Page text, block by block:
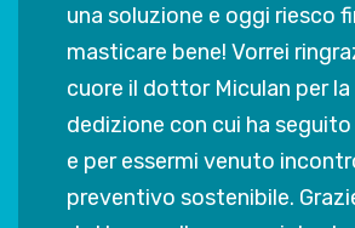
fatto insieme. Lo consiglio
chi cerca un dentista
comprensivo.
Valentina U.